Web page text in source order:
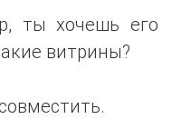
ты хочешь его
витрины?